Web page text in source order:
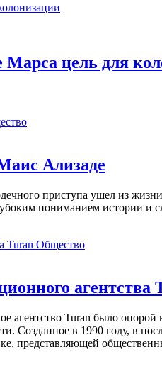
цель для
Ализаде
приступа ушел из
пониманием истории и
Общество
агентства
агентство Turan было
Созданное в 1990 году, в
представляющей